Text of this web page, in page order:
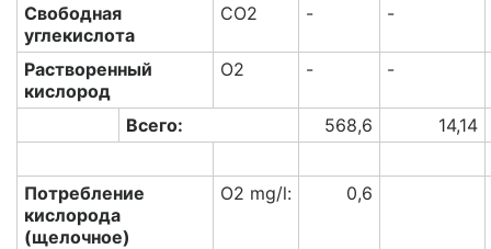
Свободная
углекислота
CO2 - -
Растворенный
кислород
O2 - -
Всего: 568,6 14,14
Потребление
кислорода
(щелочное)
O2 mg/l: 0,6